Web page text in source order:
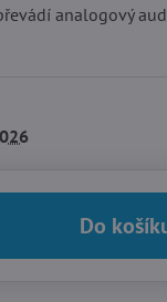
analogový
Do